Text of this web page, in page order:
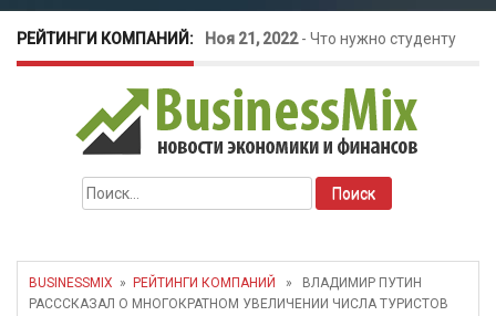
РЕЙТИНГИ КОМПАНИЙ: Ноя 21, 2022- Что нужно студенту
для открытия бизнеса?
Окт 26, 2022-Телефония для
amoCRM: лучшие инструменты для
бизнеса
Найти:
BUSINESSMIX » РЕЙТИНГИ КОМПАНИЙ
» ВЛАДИМИР ПУТИН
РАСССКАЗАЛ О МНОГОКРАТНОМ УВЕЛИЧЕНИИ ЧИСЛА ТУРИСТОВ